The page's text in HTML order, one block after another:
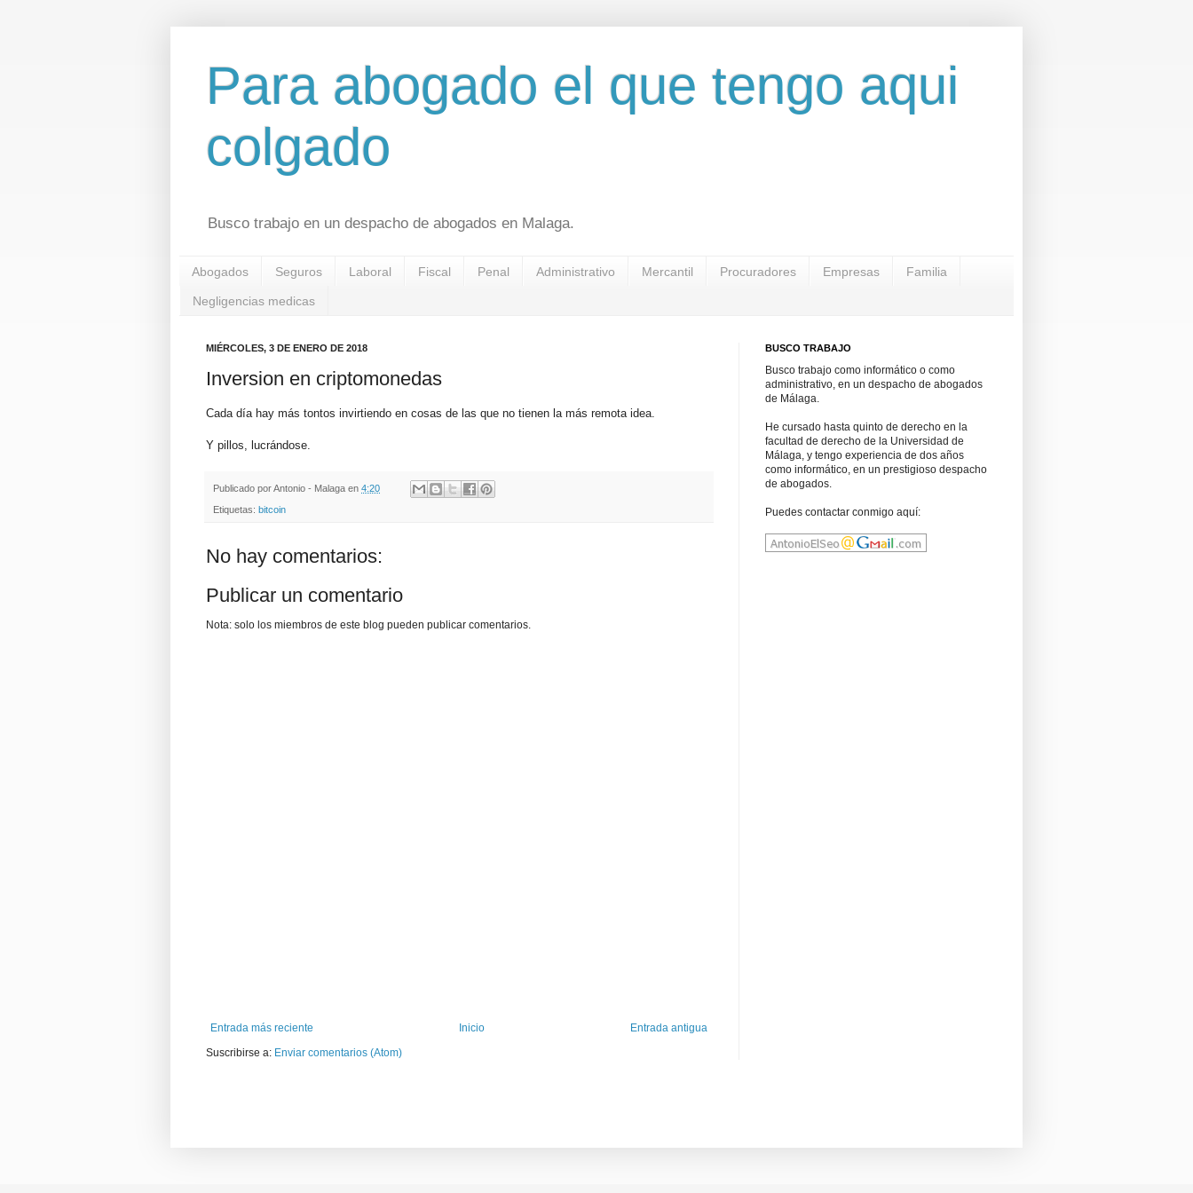
Para abogado el que tengo aqui
colgado
Busco trabajo en un despacho de abogados en Malaga.
Abogados Seguros Laboral Fiscal Penal Administrativo Mercantil Procuradores Empresas Familia
Negligencias medicas
MIÉRCOLES, 3 DE ENERO DE 2018
Inversion en criptomonedas
Cada día hay más tontos invirtiendo en cosas de las que no tienen la más remota idea.
Y pillos, lucrándose.
Publicado porAntonio - Malaga en 4:20
Etiquetas: bitcoin
No hay comentarios:
Publicar un comentario
Nota: solo los miembros de este blog pueden publicar comentarios.
Entrada más reciente Entrada antigua
Inicio
Suscribirse a: Enviar comentarios (Atom)
BUSCO TRABAJO
Busco trabajo como informático o como
administrativo, en un despacho de abogados
de Málaga.
He cursado hasta quinto de derecho en la
facultad de derecho de la Universidad de
Málaga, y tengo experiencia de dos años
como informático, en un prestigioso despacho
de abogados.
Puedes contactar conmigo aquí: